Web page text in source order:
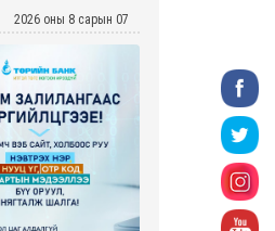
2026 оны 8 сарын 07